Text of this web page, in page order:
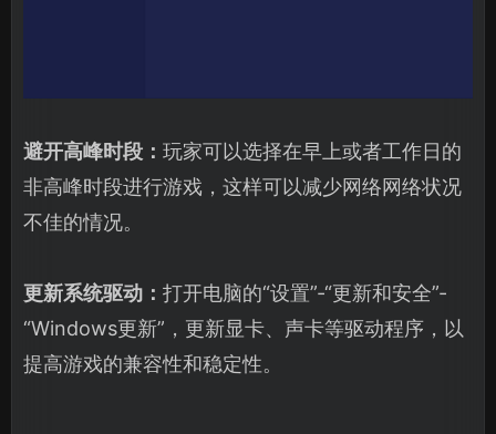
避开高峰时段： 玩家可以选择在早上或者工作日的
非高峰时段进行游戏，这样可以减少网络网络状况
不佳的情况。
更新系统驱动： 打开电脑的“设置”-“更新和安全”-
“Windows更新”，更新显卡、声卡等驱动程序，以
提高游戏的兼容性和稳定性。